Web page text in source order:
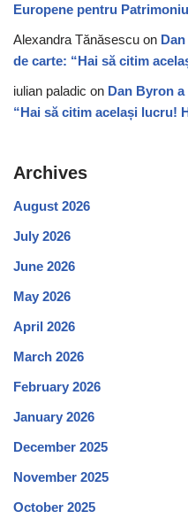
Europene pentru Patrimoniu
Alexandra Tănăsescu on
de carte: “Hai să citim
iulian paladic on Dan Byron
“Hai să citim același lucru!
Archives
August 2026
July 2026
June 2026
May 2026
April 2026
March 2026
February 2026
January 2026
December 2025
November 2025
October 2025